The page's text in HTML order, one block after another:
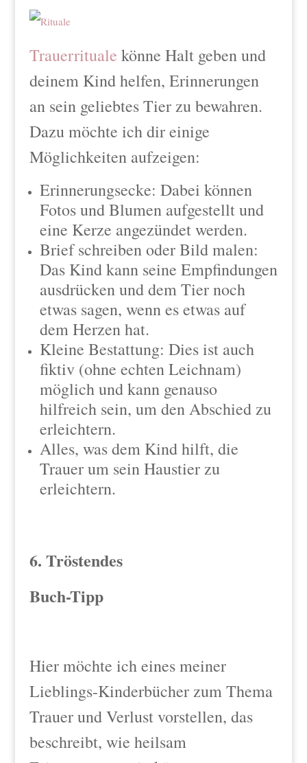
Trauerrituale könne Halt geben und
deinem Kind helfen, Erinnerungen
an sein geliebtes Tier zu bewahren.
Dazu möchte ich dir einige
Möglichkeiten aufzeigen:
Erinnerungsecke: Dabei können
Fotos und Blumen aufgestellt und
eine Kerze angezündet werden.
Brief schreiben oder Bild malen:
Das Kind kann seine Empfindungen
ausdrücken und dem Tier noch
etwas sagen, wenn es etwas auf
dem Herzen hat.
Kleine Bestattung: Dies ist auch
fiktiv (ohne echten Leichnam)
möglich und kann genauso
hilfreich sein, um den Abschied zu
erleichtern.
Alles, was dem Kind hilft, die
Trauer um sein Haustier zu
erleichtern.
6. Tröstendes
Buch-Tipp
Hier möchte ich eines meiner
Lieblings-Kinderbücher zum Thema
Trauer und Verlust vorstellen, das
beschreibt, wie heilsam